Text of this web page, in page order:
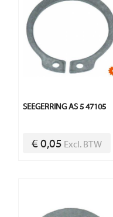
SEEGERRING AS 5 47105
€ 0,05 Excl. BTW